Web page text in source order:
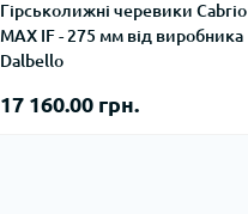
Гірськолижні черевики Cabrio
MAX IF - 275 мм від виробника
Dalbello
17 160.00 грн.